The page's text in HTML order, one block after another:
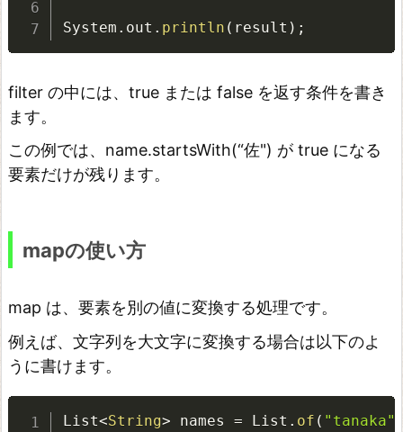
a
p
S
t
r
e
A
I
を
使
場
System . out . println ( result ) ;
filter の中には、true または false を返す条件を書き
ます。
この例では、name.startsWith(“佐") が true になる
要素だけが残ります。
mapの使い方
map は、要素を別の値に変換する処理です。
例えば、文字列を大文字に変換する場合は以下のよ
うに書けます。
List<String> names = List . of ( "tanaka"